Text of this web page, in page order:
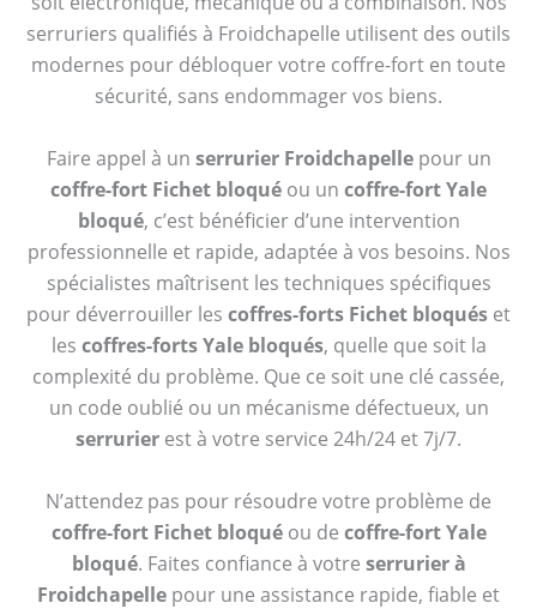
serruriers qualifiés à Froidchapelle utilisent des outils
modernes pour débloquer votre coffre-fort en toute
sécurité, sans endommager vos biens.
Faire appel à un serrurier Froidchapellepour un
coffre-fort Fichet bloqué ou un coffre-fort Yale
bloqué, c’est bénéficier d’une intervention
professionnelle et rapide, adaptée à vos besoins. Nos
spécialistes maîtrisent les techniques spécifiques
pour déverrouiller les coffres-forts Fichet bloqués et
les coffres-forts Yale bloqués, quelle que soit la
complexité du problème. Que ce soit une clé cassée,
un code oublié ou un mécanisme défectueux, un
serrurier est à votre service 24h/24 et 7j/7.
N’attendez pas pour résoudre votre problème de
coffre-fort Fichet bloquéou de coffre-fort Yale
bloqué. Faites confiance à votre serrurier à
Froidchapelle pour une assistance rapide, fiable et